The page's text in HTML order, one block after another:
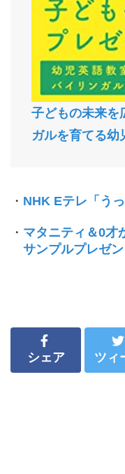
子どもの未来を
ガルを育てる幼
・ NHK Eテレ「う
・ マタニティ＆0才
サンプルプレゼン
シェア ツィ